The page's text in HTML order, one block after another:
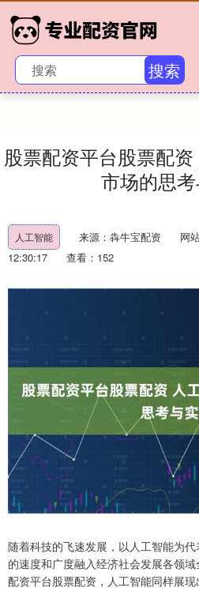
搜索
股票配资平台股票配
市场的思
人工智能 来源：犇牛宝配资 网
12:30:17
查看：152
随着科技的飞速发展，以人工智能为
的速度和广度融入经济社会发展各领
配资平台股票配资，人工智能同样展现